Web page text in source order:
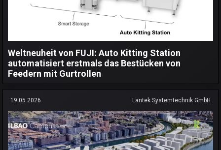
Weltneuheit von FUJI: Auto Kitting Station
automatisiert erstmals das Bestücken von
Feedern mit Gurtrollen
19.05.2026 Lantek Systemtechnik GmbH